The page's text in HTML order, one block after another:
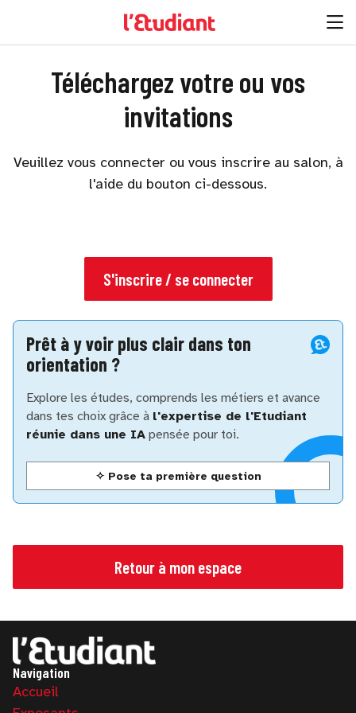
Téléchargez votre ou vos
invitations
Veuillez vous connecter ou vous inscrire au salon, à
l'aide du bouton ci-dessous.
S'inscrire / se connecter
Prêt à y voir plus clair dans ton
orientation ?
Explore les études, comprends les métiers et avance
dans tes choix grâce à l'expertise de l'Etudiant
réunie dans une IA pensée pour toi.
✧ Pose ta première question
Retour à mon espace
Navigation
Accueil